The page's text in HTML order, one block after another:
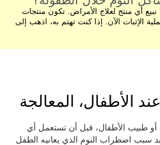
أي منتج لعلاج الأمراض. تكون منتجات
الإثبات الآن. إذا كنت تهتم به، اذهب إلى
الأطفال، المعالجة
أو طبيب الأطفال، قبل أن تستعمل أي
سبب اضطراب النوم الذي يعانيه الطفل